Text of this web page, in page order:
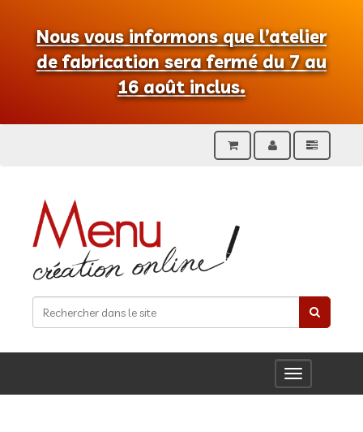
Nous vous informons que l’atelier
de fabrication sera fermé du 7 au
16 août inclus.
Toggle
navigation